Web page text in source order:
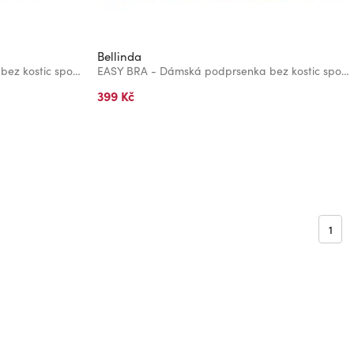
EASY BRA - Dámská podprsenka bez kostic sportovního typu - šedá
Bellinda
EASY BRA - Dámská podprsenka bez kostic sportovního typu - černá
399 Kč
1